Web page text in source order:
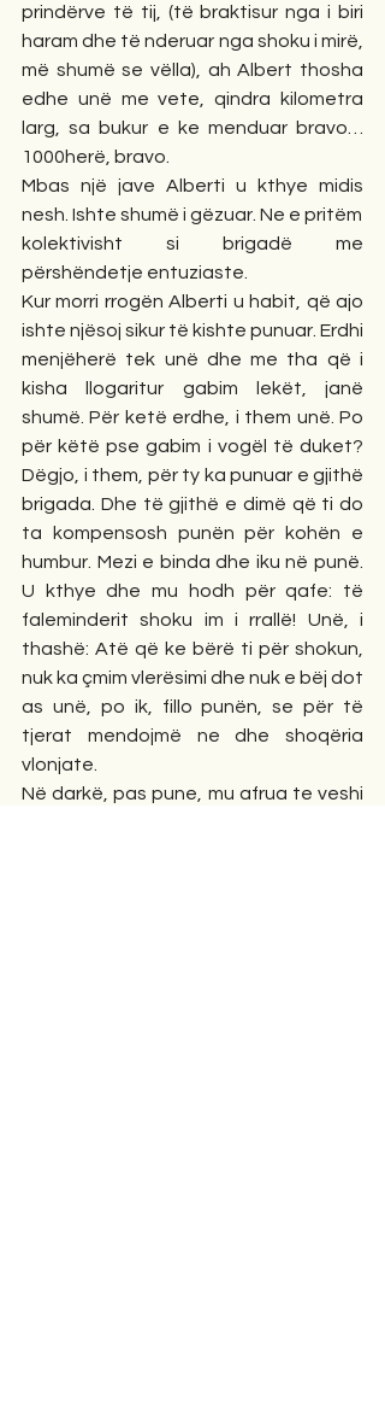
prindërve të tij, (të braktisur nga i biri
haram dhe të nderuar nga shoku i mirë,
më shumë se vëlla), ah Albert thosha
edhe unë me vete, qindra kilometra
larg, sa bukur e ke menduar bravo…
1000herë, bravo.
Mbas një jave Alberti u kthye midis
nesh. Ishte shumë i gëzuar. Ne e pritëm
kolektivisht si brigadë me
përshëndetje entuziaste.
Kur morri rrogën Alberti u habit, që ajo
ishte njësoj sikur të kishte punuar. Erdhi
menjëherë tek unë dhe me tha që i
kisha llogaritur gabim lekët, janë
shumë. Për ketë erdhe, i them unë. Po
për këtë pse gabim i vogël të duket?
Dëgjo, i them, për ty ka punuar e gjithë
brigada. Dhe të gjithë e dimë që ti do
ta kompensosh punën për kohën e
humbur. Mezi e binda dhe iku në punë.
U kthye dhe mu hodh për qafe: të
faleminderit shoku im i rrallë! Unë, i
thashë: Atë që ke bërë ti për shokun,
nuk ka çmim vlerësimi dhe nuk e bëj dot
as unë, po ik, fillo punën, se për të
tjerat mendojmë ne dhe shoqëria
vlonjate.
Në darkë, pas pune, mu afrua te veshi